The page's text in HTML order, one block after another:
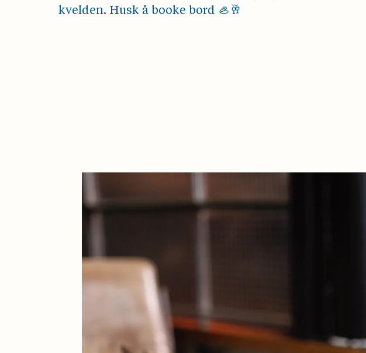
kvelden. Husk å booke bord 🦪🥂